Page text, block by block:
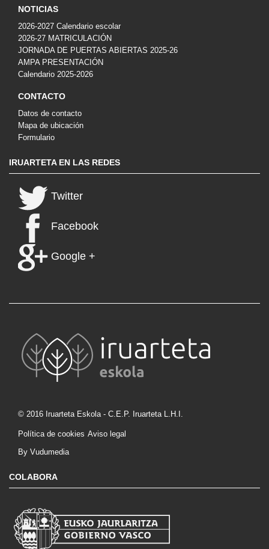
NOTICIAS
2026-2027 Calendario escolar
2026-27 MATRICULACIÓN
JORNADA DE PUERTAS ABIERTAS 2025-26
AMPA PRESENTACIÓN
Calendario 2025-2026
CONTACTO
Datos de contacto
Mapa de ubicación
Formulario
IRUARTETA EN LAS REDES
Twitter
Facebook
Google +
© 2016 Iruarteta Eskola - C.E.P. Iruarteta L.H.I.
Política de cookies Aviso legal
By Vudumedia
COLABORA